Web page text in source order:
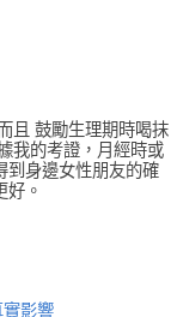
且 鼓勵生理期時喝抹
我的考證，月經時或
到身邊女性朋友的確
好。
影響